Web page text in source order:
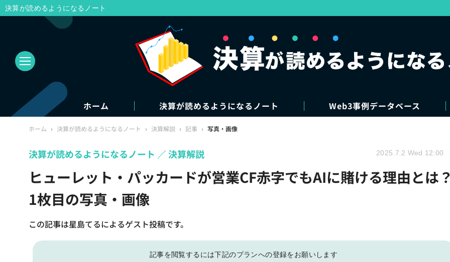
ホーム 決算が読めるようになるノート Web3事例データベース
ホーム › 決算が読めるようになるノート › 決算解説 › 記事 › 写真・画像
ヒューレット・パッカードが営業CF赤字でもAIに賭ける理由とは
1枚目の写真・画像
この記事は星島てるによるゲスト投稿です。
決算が読めるようになるノート 決算解説 2025.7.2 Wed 12:00
記事を閲覧するには下記のプランへの登録をお願いします
決算が読めるようになるノート